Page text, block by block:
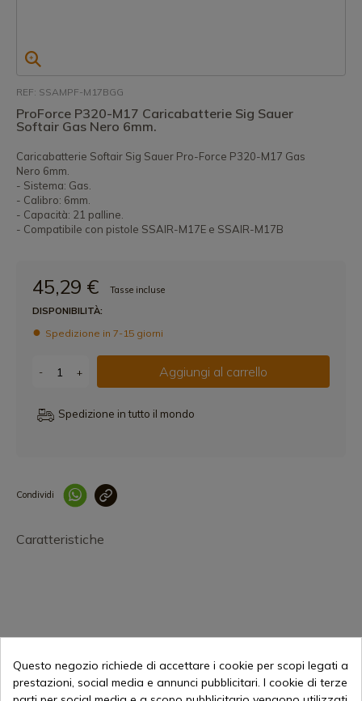
REF: SSAMPF-M17BGG
ProForce P320-M17 Caricabatterie Sig Sauer
Softair Gas Nero 6mm.
Caricabatterie Softair Sig Sauer Pro-Force P320-M17 Gas
Nero 6mm.
- Sistema: Gas.
- Calibro: 6mm.
- Capacità: 21 palline.
- Compatibile con pistole SSAIR-M17E e SSAIR-M17B
45,29 €
Tasse incluse
DISPONIBILITÀ:
Spedizione in 7-15 giorni
- + Aggiungi al carrello
Spedizione in tutto il mondo
Condividi
Caratteristiche
45,29 € Aggiungi al carrello
Questo negozio richiede di accettare i cookie per scopi legati a
prestazioni, social media e annunci pubblicitari. I cookie di terze